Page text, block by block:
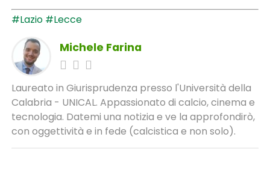
#Lazio #Lecce
Michele Farina
Laureato in Giurisprudenza presso l'Università della
Calabria - UNICAL. Appassionato di calcio, cinema e
tecnologia. Datemi una notizia e ve la approfondirò,
con oggettività e in fede (calcistica e non solo).